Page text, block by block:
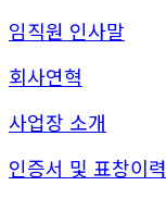
임직원 인사말
회사연혁
사업장 소개
인증서 및 표창이력